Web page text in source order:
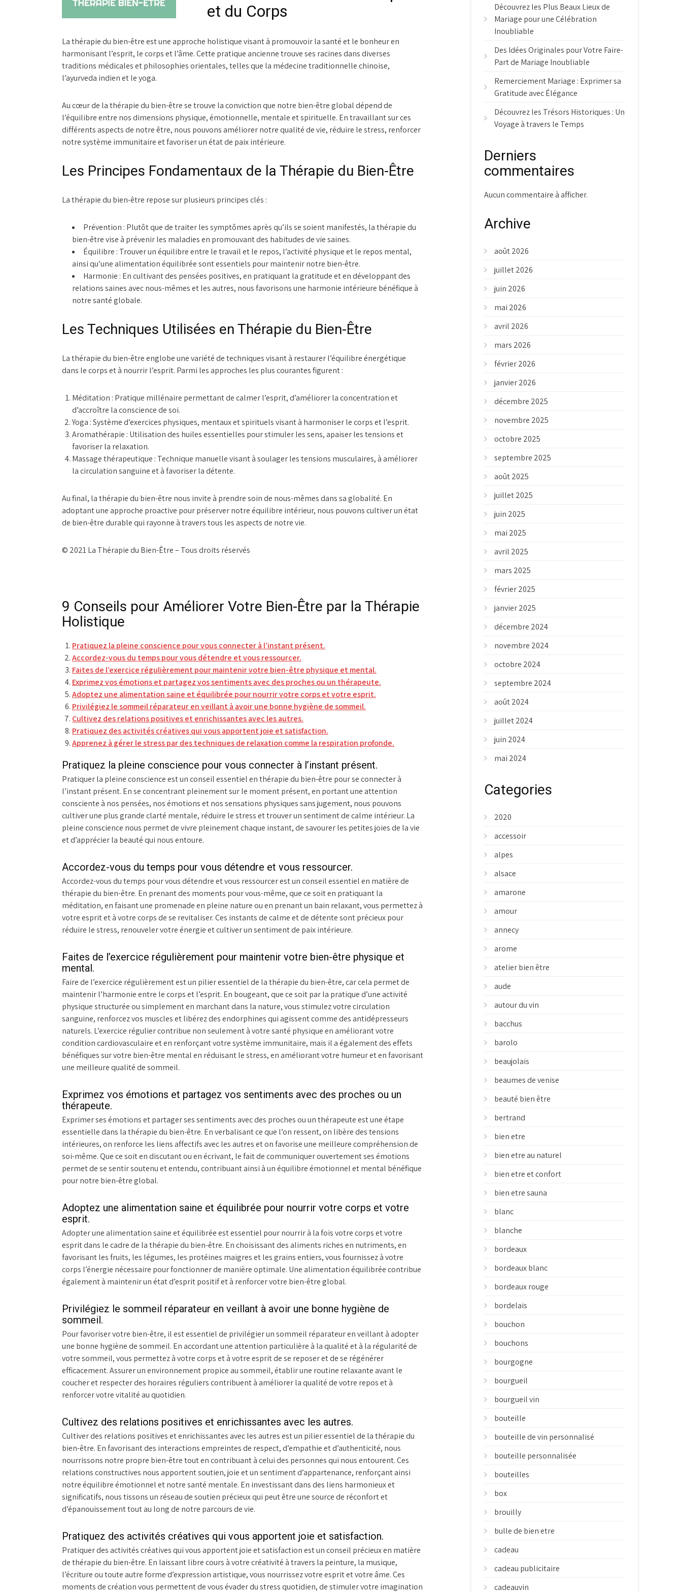
et du Corps
La thérapie du bien-être est une approche holistique visant à promouvoir la santé et le bonheur en
harmonisant l’esprit, le corps et l’âme. Cette pratique ancienne trouve ses racines dans diverses
traditions médicales et philosophies orientales, telles que la médecine traditionnelle chinoise,
l’ayurveda indien et le yoga.
Au cœur de la thérapie du bien-être se trouve la conviction que notre bien-être global dépend de
l’équilibre entre nos dimensions physique, émotionnelle, mentale et spirituelle. En travaillant sur ces
différents aspects de notre être, nous pouvons améliorer notre qualité de vie, réduire le stress, renforcer
notre système immunitaire et favoriser un état de paix intérieure.
Les Principes Fondamentaux de la Thérapie du Bien-Être
La thérapie du bien-être repose sur plusieurs principes clés :
Prévention : Plutôt que de traiter les symptômes après qu’ils se soient manifestés, la thérapie du
bien-être vise à prévenir les maladies en promouvant des habitudes de vie saines.
Équilibre : Trouver un équilibre entre le travail et le repos, l’activité physique et le repos mental,
ainsi qu’une alimentation équilibrée sont essentiels pour maintenir notre bien-être.
Harmonie : En cultivant des pensées positives, en pratiquant la gratitude et en développant des
relations saines avec nous-mêmes et les autres, nous favorisons une harmonie intérieure bénéfique à
notre santé globale.
Les Techniques Utilisées en Thérapie du Bien-Être
La thérapie du bien-être englobe une variété de techniques visant à restaurer l’équilibre énergétique
dans le corps et à nourrir l’esprit. Parmi les approches les plus courantes figurent :
Méditation : Pratique millénaire permettant de calmer l’esprit, d’améliorer la concentration et
d’accroître la conscience de soi.
Yoga :Système d’exercices physiques, mentaux et spirituels visant à harmoniser le corps et l’esprit.
Aromathérapie : Utilisation des huiles essentielles pour stimuler les sens, apaiser les tensions et
favoriser la relaxation.
Massage thérapeutique : Technique manuelle visant à soulager les tensions musculaires, à améliorer
la circulation sanguine et à favoriser la détente.
Au final, la thérapie du bien-être nous invite à prendre soin de nous-mêmes dans sa globalité. En
adoptant une approche proactive pour préserver notre équilibre intérieur, nous pouvons cultiver un état
de bien-être durable qui rayonne à travers tous les aspects de notre vie.
© 2021 La Thérapie du Bien-Être – Tous droits réservés
9 Conseils pour Améliorer Votre Bien-Être par la Thérapie
Holistique
Pratiquez la pleine conscience pour vous connecter à l’instant présent.
Accordez-vous du temps pour vous détendre et vous ressourcer.
Faites de l’exercice régulièrement pour maintenir votre bien-être physique et mental.
Exprimez vos émotions et partagez vos sentiments avec des proches ou un thérapeute.
Adoptez une alimentation saine et équilibrée pour nourrir votre corps et votre esprit.
Privilégiez le sommeil réparateur en veillant à avoir une bonne hygiène de sommeil.
Cultivez des relations positives et enrichissantes avec les autres.
Pratiquez des activités créatives qui vous apportent joie et satisfaction.
Apprenez à gérer le stress par des techniques de relaxation comme la respiration profonde.
Pratiquez la pleine conscience pour vous connecter à l’instant présent.
Pratiquer la pleine conscience est un conseil essentiel en thérapie du bien-être pour se connecter à
l’instant présent. En se concentrant pleinement sur le moment présent, en portant une attention
consciente à nos pensées, nos émotions et nos sensations physiques sans jugement, nous pouvons
cultiver une plus grande clarté mentale, réduire le stress et trouver un sentiment de calme intérieur. La
pleine conscience nous permet de vivre pleinement chaque instant, de savourer les petites joies de la vie
et d’apprécier la beauté qui nous entoure.
Accordez-vous du temps pour vous détendre et vous ressourcer.
Accordez-vous du temps pour vous détendre et vous ressourcer est un conseil essentiel en matière de
thérapie du bien-être. En prenant des moments pour vous-même, que ce soit en pratiquant la
méditation, en faisant une promenade en pleine nature ou en prenant un bain relaxant, vous permettez à
votre esprit et à votre corps de se revitaliser. Ces instants de calme et de détente sont précieux pour
réduire le stress, renouveler votre énergie et cultiver un sentiment de paix intérieure.
Faites de l’exercice régulièrement pour maintenir votre bien-être physique et
mental.
Faire de l’exercice régulièrement est un pilier essentiel de la thérapie du bien-être, car cela permet de
maintenir l’harmonie entre le corps et l’esprit. En bougeant, que ce soit par la pratique d’une activité
physique structurée ou simplement en marchant dans la nature, vous stimulez votre circulation
sanguine, renforcez vos muscles et libérez des endorphines qui agissent comme des antidépresseurs
naturels. L’exercice régulier contribue non seulement à votre santé physique en améliorant votre
condition cardiovasculaire et en renforçant votre système immunitaire, mais il a également des effets
bénéfiques sur votre bien-être mental en réduisant le stress, en améliorant votre humeur et en favorisant
une meilleure qualité de sommeil.
Exprimez vos émotions et partagez vos sentiments avec des proches ou un
thérapeute.
Exprimer ses émotions et partager ses sentiments avec des proches ou un thérapeute est une étape
essentielle dans la thérapie du bien-être. En verbalisant ce que l’on ressent, on libère des tensions
intérieures, on renforce les liens affectifs avec les autres et on favorise une meilleure compréhension de
soi-même. Que ce soit en discutant ou en écrivant, le fait de communiquer ouvertement ses émotions
permet de se sentir soutenu et entendu, contribuant ainsi à un équilibre émotionnel et mental bénéfique
pour notre bien-être global.
Adoptez une alimentation saine et équilibrée pour nourrir votre corps et votre
esprit.
Adopter une alimentation saine et équilibrée est essentiel pour nourrir à la fois votre corps et votre
esprit dans le cadre de la thérapie du bien-être. En choisissant des aliments riches en nutriments, en
favorisant les fruits, les légumes, les protéines maigres et les grains entiers, vous fournissez à votre
corps l’énergie nécessaire pour fonctionner de manière optimale. Une alimentation équilibrée contribue
également à maintenir un état d’esprit positif et à renforcer votre bien-être global.
Privilégiez le sommeil réparateur en veillant à avoir une bonne hygiène de
sommeil.
Pour favoriser votre bien-être, il est essentiel de privilégier un sommeil réparateur en veillant à adopter
une bonne hygiène de sommeil. En accordant une attention particulière à la qualité et à la régularité de
votre sommeil, vous permettez à votre corps et à votre esprit de se reposer et de se régénérer
efficacement. Assurer un environnement propice au sommeil, établir une routine relaxante avant le
coucher et respecter des horaires réguliers contribuent à améliorer la qualité de votre repos et à
renforcer votre vitalité au quotidien.
Cultivez des relations positives et enrichissantes avec les autres.
Cultiver des relations positives et enrichissantes avec les autres est un pilier essentiel de la thérapie du
bien-être. En favorisant des interactions empreintes de respect, d’empathie et d’authenticité, nous
nourrissons notre propre bien-être tout en contribuant à celui des personnes qui nous entourent. Ces
relations constructives nous apportent soutien, joie et un sentiment d’appartenance, renforçant ainsi
notre équilibre émotionnel et notre santé mentale. En investissant dans des liens harmonieux et
significatifs, nous tissons un réseau de soutien précieux qui peut être une source de réconfort et
d’épanouissement tout au long de notre parcours de vie.
Pratiquez des activités créatives qui vous apportent joie et satisfaction.
Pratiquer des activités créatives qui vous apportent joie et satisfaction est un conseil précieux en matière
de thérapie du bien-être. En laissant libre cours à votre créativité à travers la peinture, la musique,
l’écriture ou toute autre forme d’expression artistique, vous nourrissez votre esprit et votre âme. Ces
moments de création vous permettent de vous évader du stress quotidien, de stimuler votre imagination
Découvrez les Plus Beaux Lieux de
Mariage pour une Célébration
Inoubliable
Des Idées Originales pour Votre Faire-
Part de Mariage Inoubliable
Remerciement Mariage : Exprimer sa
Gratitude avec Élégance
Découvrez les Trésors Historiques : Un
Voyage à travers le Temps
Derniers
commentaires
Aucun commentaire à afficher.
Archive
août 2026
juillet 2026
juin 2026
mai 2026
avril 2026
mars 2026
février 2026
janvier 2026
décembre 2025
novembre 2025
octobre 2025
septembre 2025
août 2025
juillet 2025
juin 2025
mai 2025
avril 2025
mars 2025
février 2025
janvier 2025
décembre 2024
novembre 2024
octobre 2024
septembre 2024
août 2024
juillet 2024
juin 2024
mai 2024
Categories
2020
accessoir
alpes
alsace
amarone
amour
annecy
arome
atelier bien être
aude
autour du vin
bacchus
barolo
beaujolais
beaumes de venise
beauté bien être
bertrand
bien etre
bien etre au naturel
bien etre et confort
bien etre sauna
blanc
blanche
bordeaux
bordeaux blanc
bordeaux rouge
bordelais
bouchon
bouchons
bourgogne
bourgueil
bourgueil vin
bouteille
bouteille de vin personnalisé
bouteille personnalisée
bouteilles
box
brouilly
bulle de bien etre
cadeau
cadeau publicitaire
cadeauvin